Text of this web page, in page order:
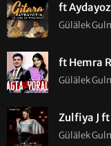
ft
Gülälek
ft Hemra
Gülälek
Zulfiya J
Gülälek